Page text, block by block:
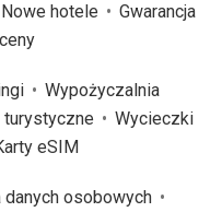
Nowe hotele
Gwarancja
Wypożyczalnia
Wycieczki
eSIM
danych osobowych